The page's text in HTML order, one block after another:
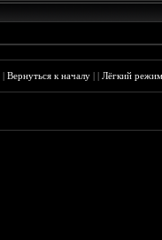
|Вернуться к началу ||Лёгкий